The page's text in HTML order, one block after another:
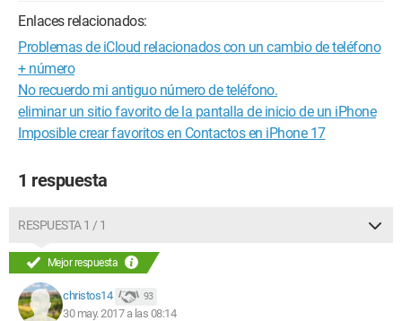
Enlaces relacionados:
Problemas de iCloud relacionados con un cambio de teléfono
+ número
No recuerdo mi antiguo número de teléfono.
eliminar un sitio favorito de la pantalla de inicio de un iPhone
Imposible crear favoritos en Contactos en iPhone 17
1 respuesta
RESPUESTA 1 / 1
Mejor respuesta
christos14 93
30 may. 2017 a las 08:14